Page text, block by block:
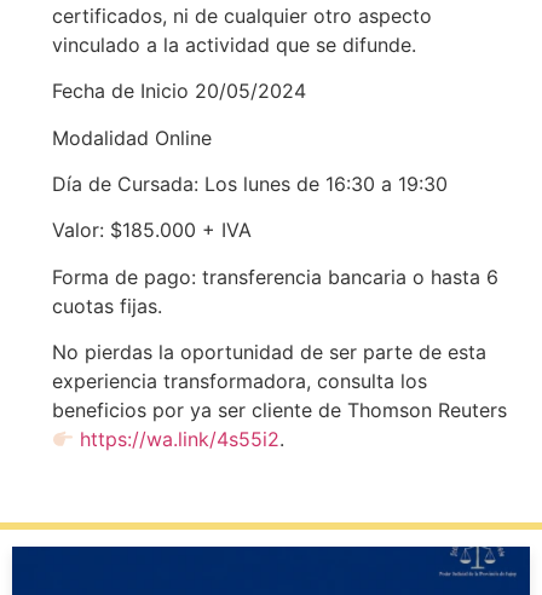
certificados, ni de cualquier otro aspecto
vinculado a la actividad que se difunde.
Fecha de Inicio 20/05/2024
Modalidad Online
Día de Cursada: Los lunes de 16:30 a 19:30
Valor: $185.000 + IVA
Forma de pago: transferencia bancaria o hasta 6
cuotas fijas.
No pierdas la oportunidad de ser parte de esta
experiencia transformadora, consulta los
beneficios por ya ser cliente de Thomson Reuters
https://wa.link/4s55i2.